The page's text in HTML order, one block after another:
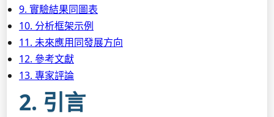
9. 實驗結果同圖表
10. 分析框架示例
11. 未來應用同發展方向
12. 參考文獻
13. 專家評論
2. 引言